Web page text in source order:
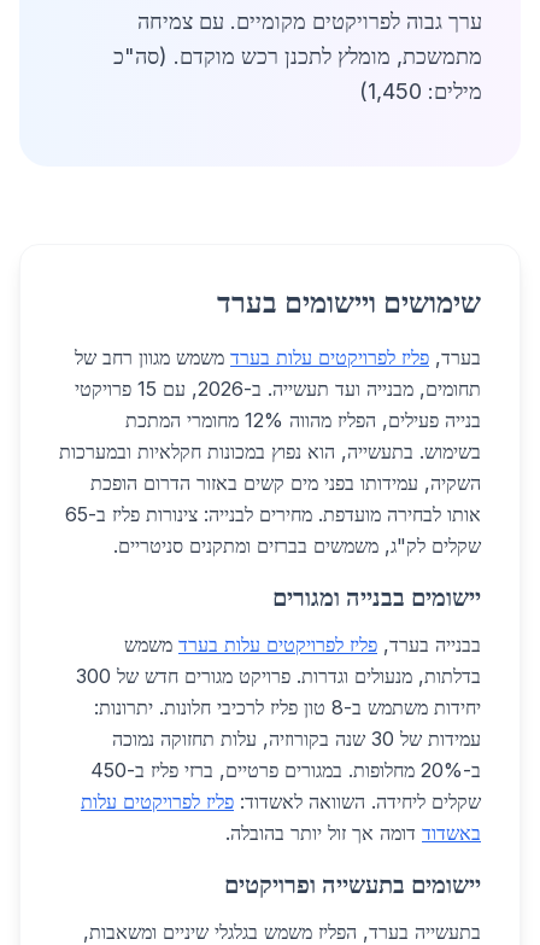
ערך גבוה לפרויקטים מקומיים. עם צמיחה
מתמשכת, מומלץ לתכנן רכש מוקדם. (סה"כ
מילים: 1,450)
שימושים ויישומים בערד
בערד, פליז לפרויקטים עלות בערד משמש מגוון רחב של
תחומים, מבנייה ועד תעשייה. ב-2026, עם 15 פרויקטי
בנייה פעילים, הפליז מהווה 12% מחומרי המתכת
בשימוש. בתעשייה, הוא נפוץ במכונות חקלאיות ובמערכות
השקיה, עמידותו בפני מים קשים באזור הדרום הופכת
אותו לבחירה מועדפת. מחירים לבנייה: צינורות פליז ב-65
שקלים לק"ג, משמשים בברזים ומתקנים סניטריים.
יישומים בבנייה ומגורים
בבנייה בערד, פליז לפרויקטים עלות בערד משמש
בדלתות, מנעולים וגדרות. פרויקט מגורים חדש של 300
יחידות משתמש ב-8 טון פליז לרכיבי חלונות. יתרונות:
עמידות של 30 שנה בקורוזיה, עלות תחזוקה נמוכה
ב-20% מחלופות. במגורים פרטיים, ברזי פליז ב-450
שקלים ליחידה. השוואה לאשדוד: פליז לפרויקטים עלות
באשדוד דומה אך זול יותר בהובלה.
יישומים בתעשייה ופרויקטים
בתעשייה בערד, הפליז משמש בגלגלי שיניים ומשאבות,